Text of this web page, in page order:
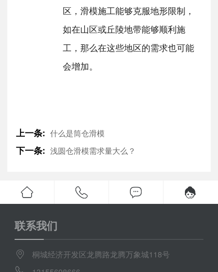
区，滑模施工能够克服地形限制，
如在山区或丘陵地带能够顺利施
工，那么在这些地区的需求也可能
会增加。
上一条: 什么是筒仓滑模
下一条: 浅圆仓滑模需求量大么？
联系我们
桐城经济开发区龙腾路龙腾万象城118号